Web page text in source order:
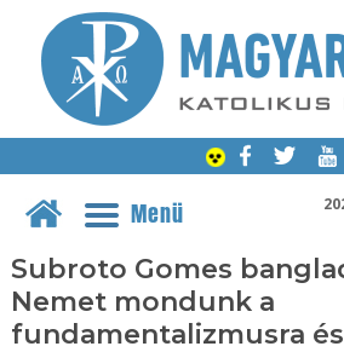
Menü
Subroto Gomes
Nemet mondunk a
fundamentalizmusra